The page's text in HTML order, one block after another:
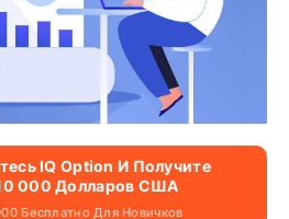
IQ Option И Получите
000 Долларов США
Бесплатно Для Новичков